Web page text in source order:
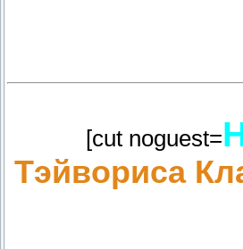
[cut noguest=
Тэйвориса